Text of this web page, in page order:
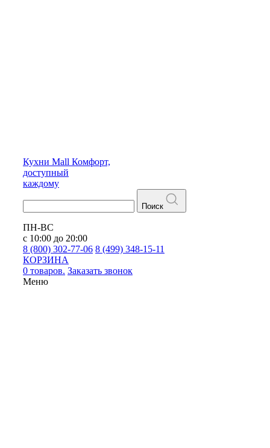
Кухни Mall Комфорт,
доступный
каждому
Поиск
ПН-ВС
с 10:00 до 20:00
8 (800) 302-77-06 8 (499) 348-15-11
КОРЗИНА
0 товаров. Заказать звонок
Меню